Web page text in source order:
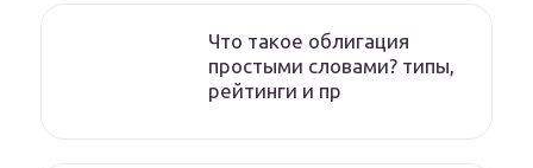
Что такое облигация
простыми словами? типы,
рейтинги и пр